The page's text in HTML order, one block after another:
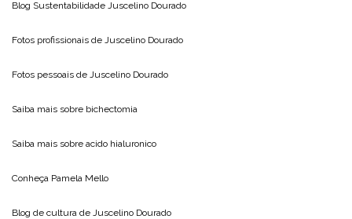
Blog Sustentabilidade Juscelino Dourado
Fotos profissionais de Juscelino Dourado
Fotos pessoais de Juscelino Dourado
Saiba mais sobre bichectomia
Saiba mais sobre acido hialuronico
Conheça Pamela Mello
Blog de cultura de Juscelino Dourado